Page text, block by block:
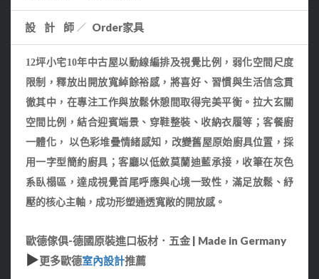
設計師 Order家具
12坪小宅10年中古屋以動線編排及視覺比例，弱化空間尺度
限制，釋放出開放寬綽餘裕感，將喜好、習慣與生活信念貫
徹其中，在專注工作與放鬆休憩間取得完美平衡。拉大玄關
空間比例，結合迎賓端景、穿鞋整裝、收納衣履等；客餐廚
一體化， 以色彩堆疊情緒感知 ，改變舊屋原始廚具位置，採
用一字型簡約廚具；客廳以低斂莫蘭迪藍承接，收筆在灰色
系臥榻區，達成視覺首尾呼應與心境一致性，滿足放鬆、紓
壓的核心主軸，成功形塑通透寬敞的開放感。
歐德傢俱-德國原裝進口板材．五金 | Made in Germany
▶更多歐德室內設計推薦